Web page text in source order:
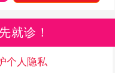
就诊！
个人隐私